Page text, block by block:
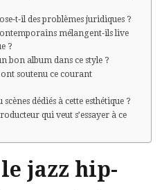
des problèmes juridiques ?
mélangent‑ils live
?
bon album dans ce style ?
soutenu ce courant
scènes dédiés à cette esthétique ?
qui veut s’essayer à ce
jazz hip-